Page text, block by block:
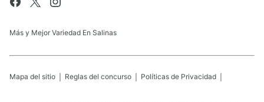
Más y Mejor Variedad En Salinas
Mapa del sitio Reglas del concurso Políticas de Privacidad